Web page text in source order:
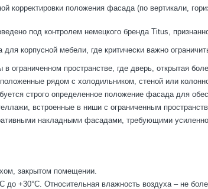
корректировки положения фасада (по вертикали,
под контролем немецкого бренда Titus,
корпусной мебели, где критически важно
пространстве, где дверь, открытая
рядом с холодильником, стеной или
строго определенное положение фасада для
встроенные в ниши с ограниченным
накладными фасадами, требующими
закрытом помещении.
до +30°C. Относительная влажность воздуха – не